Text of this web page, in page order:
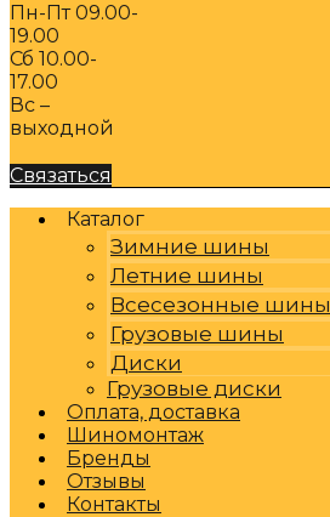
Пн-Пт 09.00-
19.00
Сб 10.00-
17.00
Вс –
выходной
Связаться
Каталог
Зимние шины
Летние шины
Всесезонные шины
Грузовые шины
Диски
Грузовые диски
Оплата, доставка
Шиномонтаж
Бренды
Отзывы
Контакты